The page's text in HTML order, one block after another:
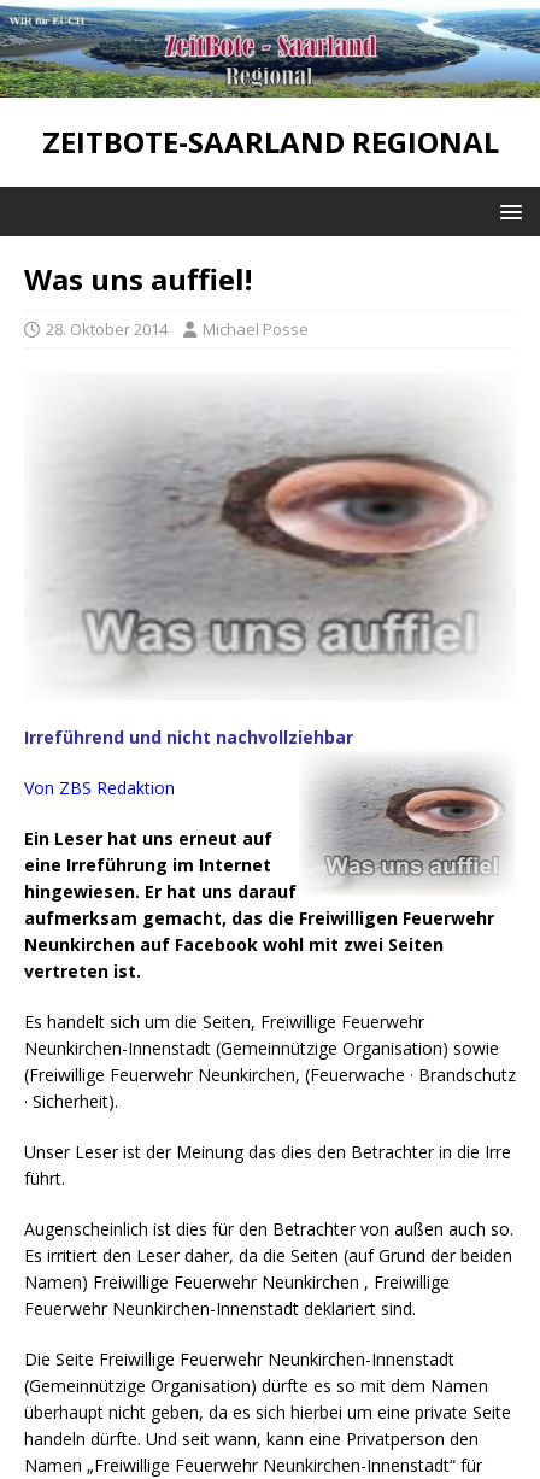
ZEITBOTE-SAARLAND REGIONAL
Was uns auffiel!
28. Oktober 2014 Michael Posse
Irreführend und nicht nachvollziehbar
Von ZBS Redaktion
Ein Leser hat uns erneut auf
eine Irreführung im Internet
hingewiesen. Er hat uns darauf
aufmerksam gemacht, das die Freiwilligen Feuerwehr
Neunkirchen auf Facebook wohl mit zwei Seiten
vertreten ist.
Es handelt sich um die Seiten, Freiwillige Feuerwehr
Neunkirchen-Innenstadt (Gemeinnützige Organisation) sowie
(Freiwillige Feuerwehr Neunkirchen, (Feuerwache · Brandschutz
· Sicherheit).
Unser Leser ist der Meinung das dies den Betrachter in die Irre
führt.
Augenscheinlich ist dies für den Betrachter von außen auch so.
Es irritiert den Leser daher, da die Seiten (auf Grund der beiden
Namen) Freiwillige Feuerwehr Neunkirchen , Freiwillige
Feuerwehr Neunkirchen-Innenstadt deklariert sind.
Die Seite Freiwillige Feuerwehr Neunkirchen-Innenstadt
(Gemeinnützige Organisation) dürfte es so mit dem Namen
überhaupt nicht geben, da es sich hierbei um eine private Seite
handeln dürfte. Und seit wann, kann eine Privatperson den
Namen „Freiwillige Feuerwehr Neunkirchen-Innenstadt“ für